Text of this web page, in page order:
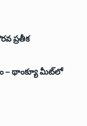
ప్రతీక
– థాంక్యూ మీట్‌లో